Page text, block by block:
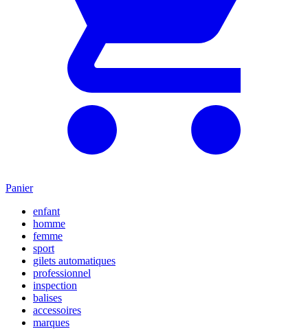
Panier
enfant
homme
femme
sport
gilets automatiques
professionnel
inspection
balises
accessoires
marques